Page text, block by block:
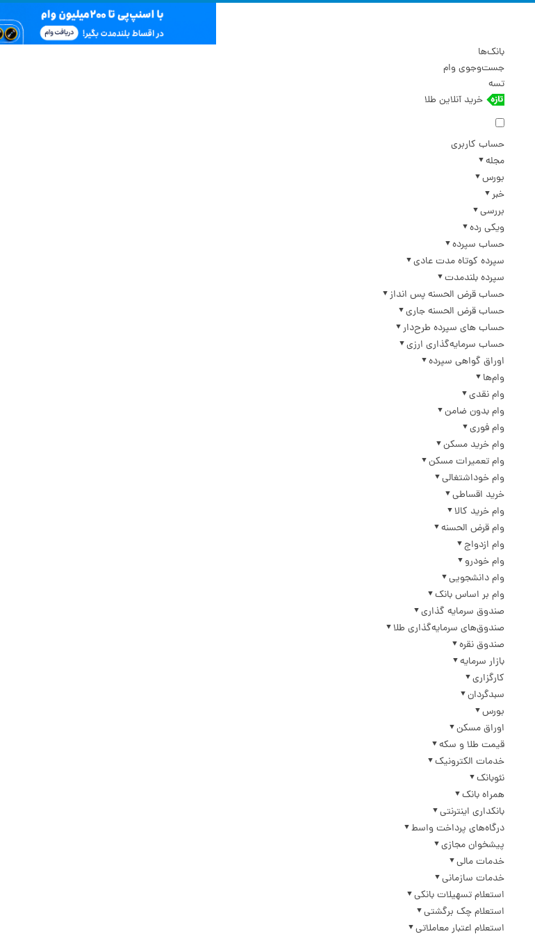
بانک‌ها
جست‌وجوی وام
تسه
خرید آنلاین طلا
حساب کاربری
مجله
بورس
خبر
بررسی
ویکی رده
حساب سپرده
سپرده کوتاه مدت عادی
سپرده بلندمدت
حساب قرض الحسنه پس انداز
حساب قرض الحسنه جاری
حساب های سپرده طرح‌دار
حساب سرمایه‌گذاری ارزی
اوراق گواهی سپرده
وام‌ها
وام نقدی
وام بدون ضامن
وام فوری
وام خرید مسکن
وام تعمیرات مسکن
وام خوداشتغالی
خرید اقساطی
وام خرید کالا
وام قرض الحسنه
وام ازدواج
وام خودرو
وام دانشجویی
وام بر اساس بانک
صندوق سرمایه گذاری
صندوق‌های سرمایه‌گذاری طلا
صندوق نقره
بازار سرمایه
کارگزاری
سبدگردان
بورس
اوراق مسکن
قیمت طلا و سکه
خدمات الکترونیک
نئوبانک
همراه بانک
بانکداری اینترنتی
درگاه‌های پرداخت واسط
پیشخوان مجازی
خدمات مالی
خدمات سازمانی
استعلام تسهیلات بانکی
استعلام چک برگشتی
استعلام اعتبار معاملاتی